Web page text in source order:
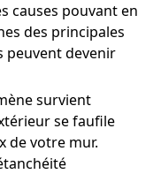
causes pouvant en
des principales
peuvent devenir
survient
se faufile
de votre mur.